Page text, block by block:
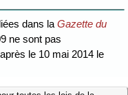
dans laGazette du
ne sont pas
le 10 mai 2014 le